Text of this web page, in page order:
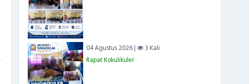
04 Agustus 2026 |
3 Kali
Rapat Kokulikuler